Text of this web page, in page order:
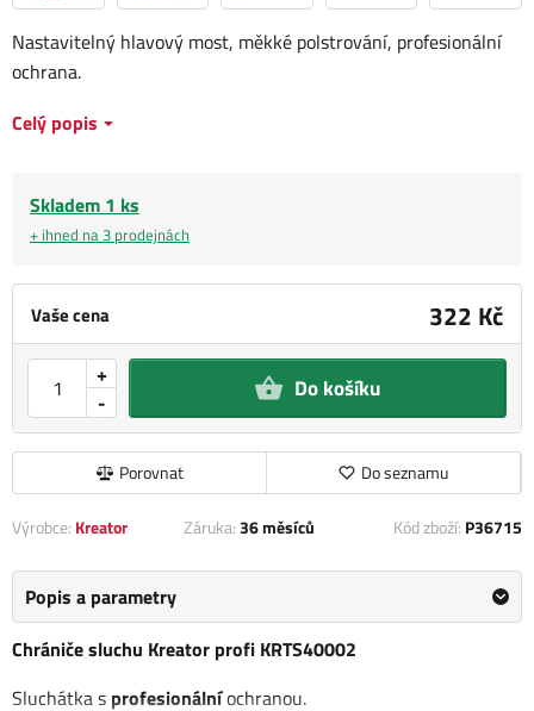
Vaše cena 322 Kč
-
+ Do košíku
Porovnat Do seznamu
Nastavitelný hlavový most, měkké polstrování, profesionální
ochrana.
Celý popis
Skladem 1 ks
+ ihned na 3 prodejnách
Výrobce: Kreator Záruka:36 měsíců Kód zboží: P36715
Popis a parametry
Chrániče sluchu Kreator profi KRTS40002
Sluchátka s profesionálníochranou.